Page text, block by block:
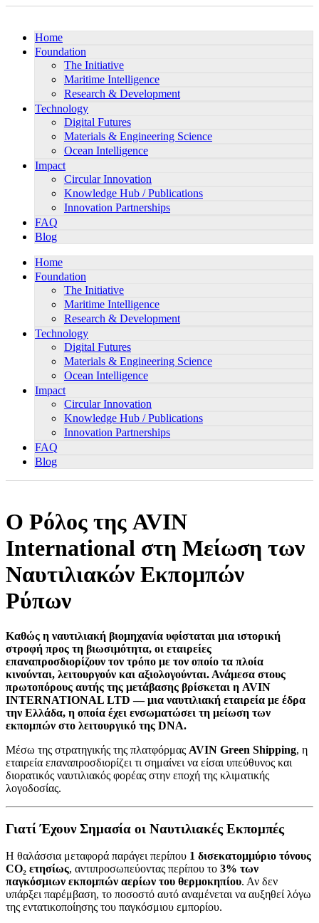
Home
Foundation
The Initiative
Maritime Intelligence
Research & Development
Technology
Digital Futures
Materials & Engineering Science
Ocean Intelligence
Impact
Circular Innovation
Knowledge Hub / Publications
Innovation Partnerships
FAQ
Blog
Home
Foundation
The Initiative
Maritime Intelligence
Research & Development
Technology
Digital Futures
Materials & Engineering Science
Ocean Intelligence
Impact
Circular Innovation
Knowledge Hub / Publications
Innovation Partnerships
FAQ
Blog
Ο Ρόλος της AVIN
International στη Μείωση των
Ναυτιλιακών Εκπομπών
Ρύπων
Καθώς η ναυτιλιακή βιομηχανία υφίσταται μια ιστορική
στροφή προς τη βιωσιμότητα, οι εταιρείες
επαναπροσδιορίζουν τον τρόπο με τον οποίο τα πλοία
κινούνται, λειτουργούν και αξιολογούνται. Ανάμεσα στους
πρωτοπόρους αυτής της μετάβασης βρίσκεται η AVIN
INTERNATIONAL LTD — μια ναυτιλιακή εταιρεία με έδρα
την Ελλάδα, η οποία έχει ενσωματώσει τη μείωση των
εκπομπών στο λειτουργικό της DNA.
Μέσω της στρατηγικής της πλατφόρμας AVIN Green Shipping, η
εταιρεία επαναπροσδιορίζει τι σημαίνει να είσαι υπεύθυνος και
διορατικός ναυτιλιακός φορέας στην εποχή της κλιματικής
λογοδοσίας.
Γιατί Έχουν Σημασία οι Ναυτιλιακές Εκπομπές
Η θαλάσσια μεταφορά παράγει περίπου 1 δισεκατομμύριο τόνους
CO₂ ετησίως, αντιπροσωπεύοντας περίπου το 3% των
παγκόσμιων εκπομπών αερίων του θερμοκηπίου. Αν δεν
υπάρξει παρέμβαση, το ποσοστό αυτό αναμένεται να αυξηθεί λόγω
της εντατικοποίησης του παγκόσμιου εμπορίου.